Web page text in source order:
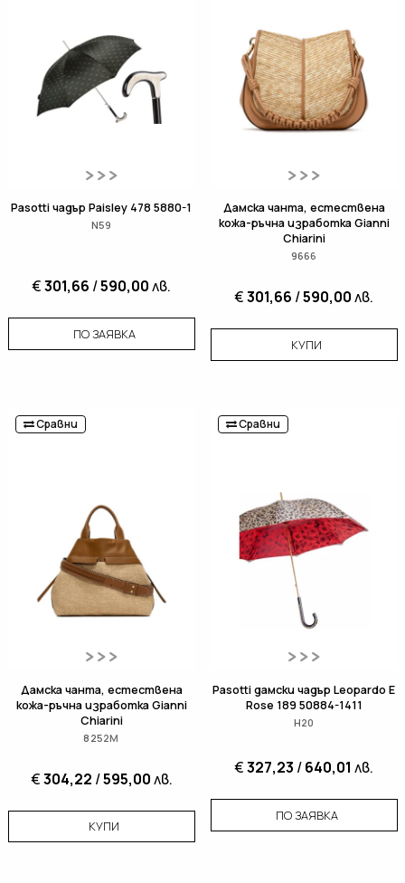
Pasotti чадър Paisley 478 5880-1
N59
€301,66 /590,00лв.
ПО ЗАЯВКА
Дамска чанта, естествена
кожа-ръчна изработка Gianni
Chiarini
9666
€301,66 /590,00лв.
КУПИ
Сравни
Дамска чанта, естествена
кожа-ръчна изработка Gianni
Chiarini
8252M
€304,22 /595,00лв.
КУПИ
Сравни
Pasotti дамски чадър Leopardo E
Rose 189 50884-1411
H20
€327,23 /640,01 лв.
ПО ЗАЯВКА